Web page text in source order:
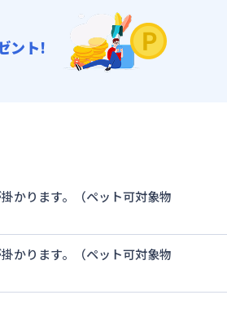
ント!
かります。（ペット可対象物
かります。（ペット可対象物